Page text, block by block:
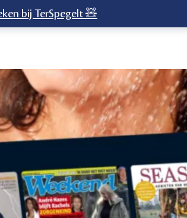
bij TerSpegelt 🧸